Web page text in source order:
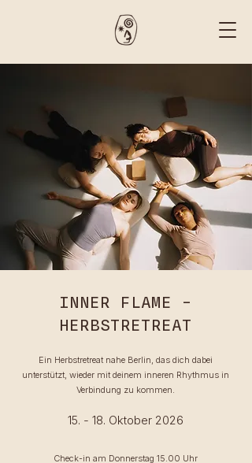
INNER FLAME –
HERBSTRETREAT
Ein Herbstretreat nahe Berlin, das dich dabei
unterstützt, wieder mit deinem inneren Rhythmus in
Verbindung zu kommen.
15. - 18. Oktober 2026
Check-in am Donnerstag 15.00 Uhr